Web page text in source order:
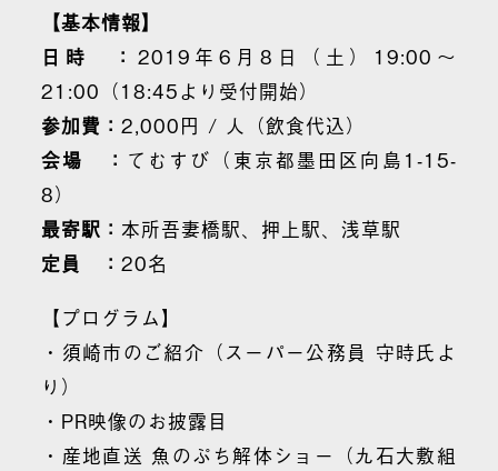
【基本情報】
日時 ： 2019年6月8日（土）19:00～
21:00（18:45より受付開始）
参加費：2,000円 / 人（飲食代込）
会場 ： てむすび（東京都墨田区向島1-15-
8）
最寄駅： 本所吾妻橋駅、押上駅、浅草駅
定員 ：20名
【プログラム】
・須崎市のご紹介（スーパー公務員 守時氏よ
り）
・PR映像のお披露目
・産地直送 魚のぷち解体ショー（九石大敷組